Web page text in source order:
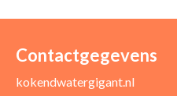
Uw naam *
Contactgegevens
kokendwatergigant.nl